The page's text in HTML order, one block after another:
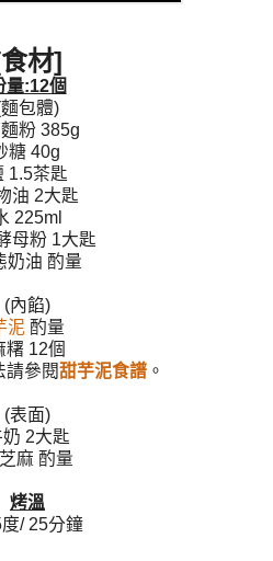
材]
量:12個
包體)
粉 385g
糖 40g
1.5茶匙
油 2大匙
225ml
母粉 1大匙
奶油 酌量
(內餡)
泥 酌量
糬 12個
請參閱甜芋泥食譜 。
(表面)
2大匙
麻 酌量
烤溫
/ 25分鐘